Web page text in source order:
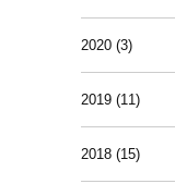
2020 (3)
2019 (11)
2018 (15)